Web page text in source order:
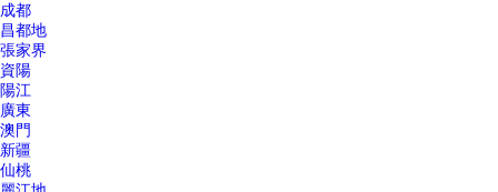
成都
昌都地
張家界
資陽
陽江
廣東
澳門
新疆
仙桃